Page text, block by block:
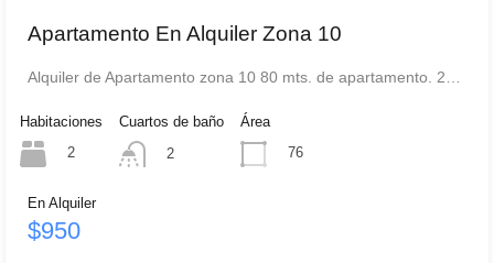
Apartamento En Alquiler Zona 10
Alquiler de Apartamento zona 10 80 mts. de apartamento. 2…
Habitaciones
2
Cuartos de baño
2
Área
76
En Alquiler
$950